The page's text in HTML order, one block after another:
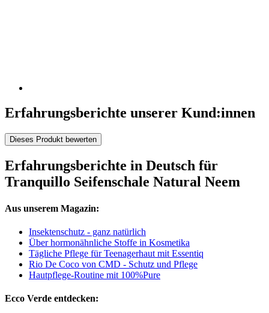
Erfahrungsberichte unserer Kund:innen
Dieses Produkt bewerten
Erfahrungsberichte in Deutsch für
Tranquillo Seifenschale Natural Neem
Aus unserem Magazin:
Insektenschutz - ganz natürlich
Über hormonähnliche Stoffe in Kosmetika
Tägliche Pflege für Teenagerhaut mit Essentiq
Rio De Coco von CMD - Schutz und Pflege
Hautpflege-Routine mit 100%Pure
Ecco Verde entdecken: